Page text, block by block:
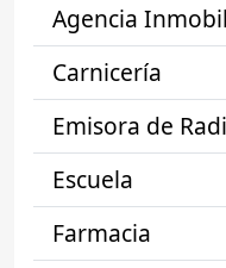
Agencia
Carnicería
Emisora de
Escuela
Farmacia